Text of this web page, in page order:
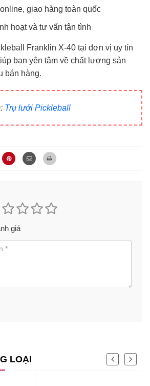
giao hàng toàn quốc
hoạt và tư vấn tận tình
Franklin X-40 tại đơn vị uy tín
bạn yên tâm về chất lượng sản
bán hàng.
Trụ lưới Pickleball
giá
LOẠI